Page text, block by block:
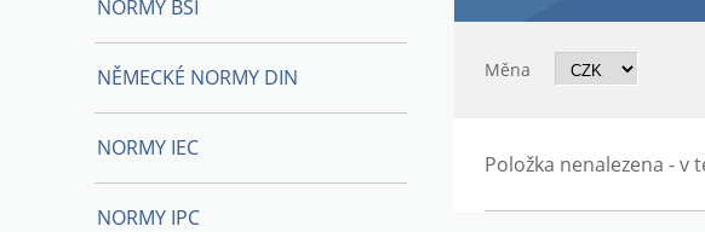
Měna
Položka nenalezena -
NORMY BSI
NĚMECKÉ NORMY DIN
NORMY IEC
NORMY IPC